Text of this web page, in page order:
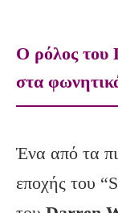
Ο ρόλος του
στα
Ένα από τα
εποχής του